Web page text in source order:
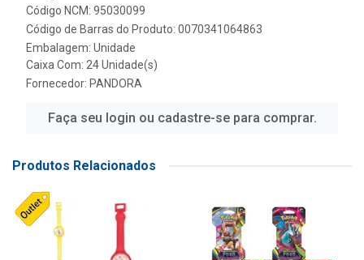
Código NCM: 95030099
Código de Barras do Produto: 0070341064863
Embalagem: Unidade
Caixa Com: 24 Unidade(s)
Fornecedor: PANDORA
Faça seu login ou cadastre-se para comprar.
Produtos Relacionados